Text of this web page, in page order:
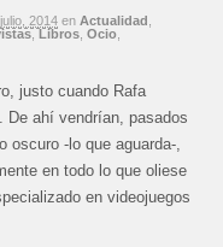
2014 en Actualidad ,
, Libros,Ocio,
justo cuando Rafa
De ahí vendrían, pasados
oscuro -lo que aguarda-,
en todo lo que oliese
en videojuegos